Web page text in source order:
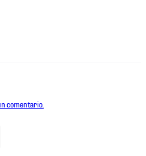
comentario.